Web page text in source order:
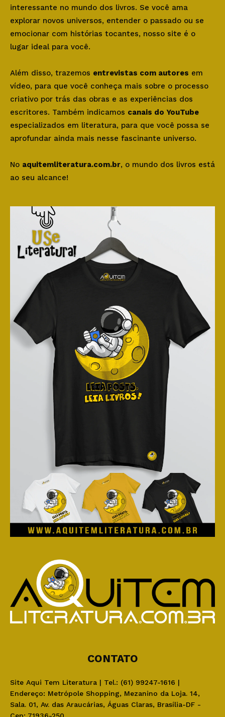
interessante no mundo dos livros. Se você ama
explorar novos universos, entender o passado ou se
emocionar com histórias tocantes, nosso site é o
lugar ideal para você.
Além disso, trazemos entrevistas com autores em
vídeo, para que você conheça mais sobre o processo
criativo por trás das obras e as experiências dos
escritores. Também indicamos canais do YouTube
especializados em literatura, para que você possa se
aprofundar ainda mais nesse fascinante universo.
No aquitemliteratura.com.br, o mundo dos livros está
ao seu alcance!
CONTATO
Site Aqui Tem Literatura | Tel.: (61) 99247-1616 |
Endereço: Metrópole Shopping, Mezanino da Loja. 14,
Sala. 01, Av. das Araucárias, Águas Claras, Brasília-DF -
Cep: 71936-250